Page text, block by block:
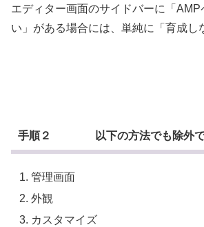
エディター画面のサイドバーに「
い」がある場合には、単純に「育成し
手順２ 以下の方法でも除外で
管理画面
外観
カスタマイズ